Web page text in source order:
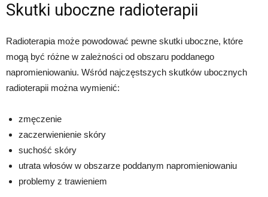
Skutki uboczne radioterapii
Radioterapia może powodować pewne skutki uboczne, które
mogą być różne w zależności od obszaru poddanego
napromieniowaniu. Wśród najczęstszych skutków ubocznych
radioterapii można wymienić:
zmęczenie
zaczerwienienie skóry
suchość skóry
utrata włosów w obszarze poddanym napromieniowaniu
problemy z trawieniem